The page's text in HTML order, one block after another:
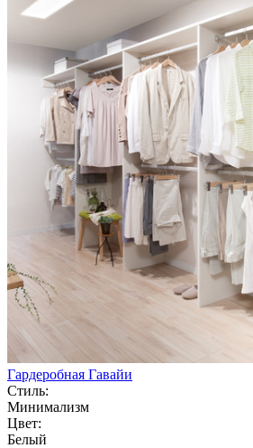
Гардеробная Гавайи
Стиль:
Минимализм
Цвет:
Белый